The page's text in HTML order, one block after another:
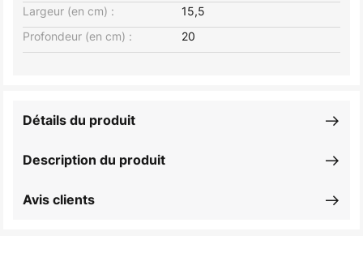
Largeur (en cm) : 15,5
Profondeur (en cm) : 20
Description du produit
Détails du produit
Avis clients